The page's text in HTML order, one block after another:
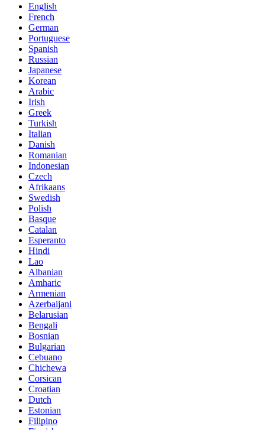
English
French
German
Portuguese
Spanish
Russian
Japanese
Korean
Arabic
Irish
Greek
Turkish
Italian
Danish
Romanian
Indonesian
Czech
Afrikaans
Swedish
Polish
Basque
Catalan
Esperanto
Hindi
Lao
Albanian
Amharic
Armenian
Azerbaijani
Belarusian
Bengali
Bosnian
Bulgarian
Cebuano
Chichewa
Corsican
Croatian
Dutch
Estonian
Filipino